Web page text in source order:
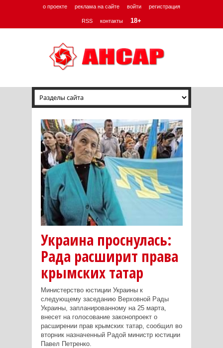
о проекте реклама на сайте войти регистрация
RSS контакты 18+
Украина проснулась:
Рада расширит права
крымских татар
Министерство юстиции Украины к
следующему заседанию Верховной Рады
Украины, запланированному на 25 марта,
внесет на голосование законопроект о
расширении прав крымских татар, сообщил во
вторник назначенный Радой министр юстиции
Павел Петренко.